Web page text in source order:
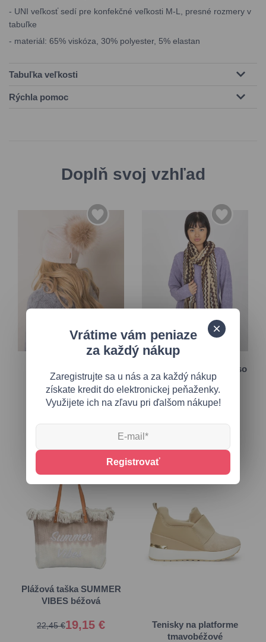
- UNI veľkosť sedí pre konfekčné veľkosti M-L, presné rozmery v
tabuľke
- materiál: 65% viskóza, 30% polyester, 5% elastan
Tabuľka veľkosti
Rýchla pomoc
Doplň svoj vzhľad
čiapka s brmbolcom
17,50 €
Univerzálna
Béžový vzorovaný šál so
strapcami
10,40 €
Univerzálna
Plážová taška SUMMER
VIBES béžová
19,15 €
22,45 €
Univerzálna
Tenisky na platforme
tmavobéžové
Vrátime vám peniaze
za každý nákup
Zaregistrujte sa u nás a za každý nákup
získate kredit do elektronickej peňaženky.
Využijete ich na zľavu pri ďalšom nákupe!
Registrovať